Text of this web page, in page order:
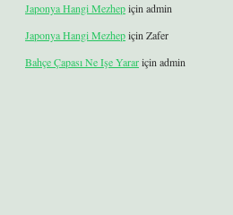
Japonya Hangi Mezhepiçin admin
Japonya Hangi Mezhepiçin Zafer
Bahçe Çapası Ne Işe Yarariçin admin